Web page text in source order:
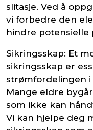
slitasje. Ved å
vi forbedre den
hindre potensielle
Sikringsskap: Et
sikringsskap er
strømfordelingen
Mange eldre
som ikke kan
Vi kan hjelpe deg